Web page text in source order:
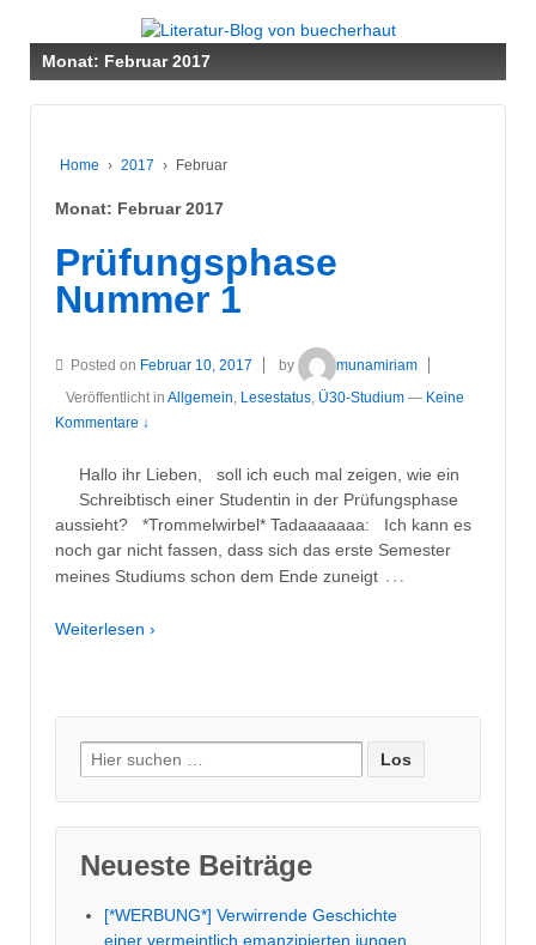
ZUM
ZENTRALEN
Monat: Februar 2017
Home › 2017 › Februar
Monat: Februar 2017
Prüfungsphase
Nummer 1
Posted on Februar 10, 2017 by
munamiriam
Veröffentlicht in Allgemein, Lesestatus, Ü30-Studium — Keine
Kommentare ↓
Hallo ihr Lieben, soll ich euch mal zeigen, wie ein
Schreibtisch einer Studentin in der Prüfungsphase
aussieht? *Trommelwirbel* Tadaaaaaaa: Ich kann es
noch gar nicht fassen, dass sich das erste Semester
meines Studiums schon dem Ende zuneigt …
Weiterlesen ›
Suche
nach:
Neueste Beiträge
[*WERBUNG*] Verwirrende Geschichte
einer vermeintlich emanzipierten jungen